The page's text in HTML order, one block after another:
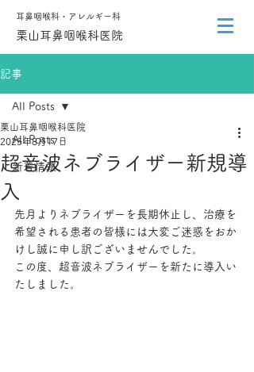
​耳鼻咽喉科・アレルギー科
​栗山耳鼻咽喉科医院
記事
All Posts
新着情報
All Posts
超音波ネブライザー新規導
入
栗山耳鼻咽喉科医院
2025年8月17日
先月よりネブライザーを長期休止し、治療を
希望される患者の皆様には大変ご迷惑をおか
けし誠に申し訳ございませんでした。
この度、超音波ネブライザーを新たに導入い
たしました。